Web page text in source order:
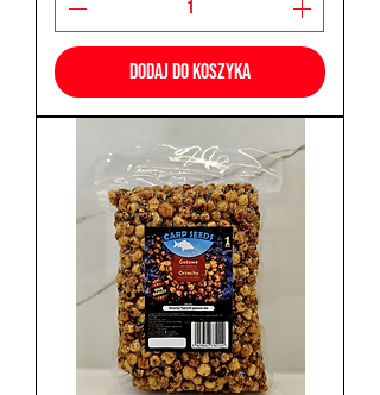
Dodaj do koszyka